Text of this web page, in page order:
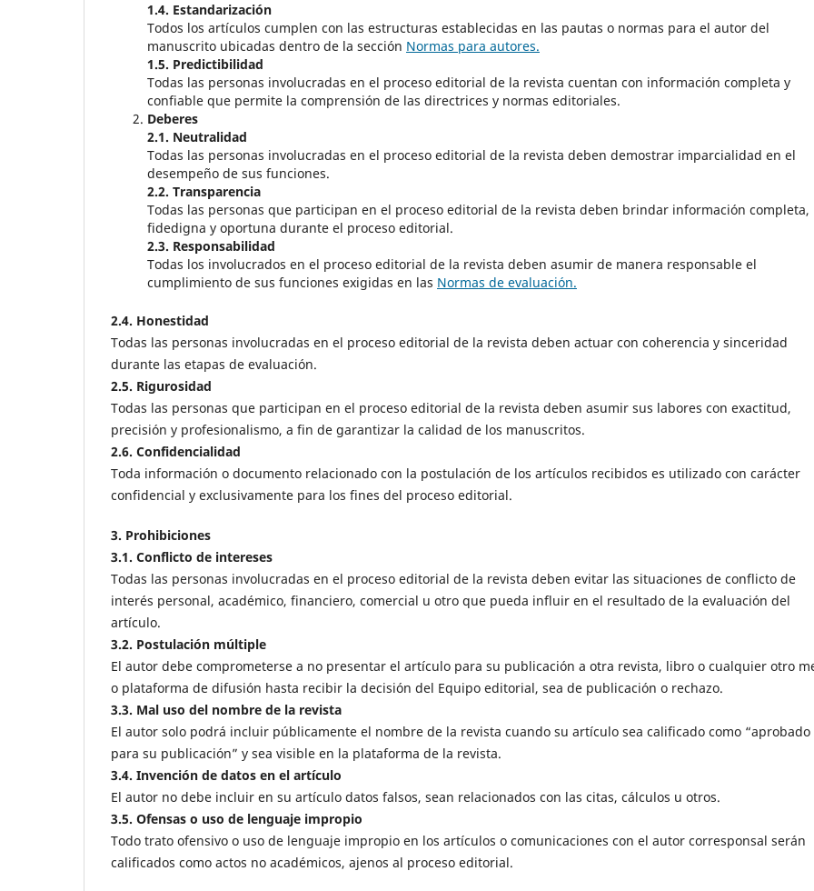
1.4. Estandarización
Todos los artículos cumplen con las estructuras establecidas en las pautas o normas para el autor del
manuscrito ubicadas dentro de la sección Normas para autores.
1.5. Predictibilidad
Todas las personas involucradas en el proceso editorial de la revista cuentan con información completa y
confiable que permite la comprensión de las directrices y normas editoriales.
Deberes
2.1. Neutralidad
Todas las personas involucradas en el proceso editorial de la revista deben demostrar imparcialidad en el
desempeño de sus funciones.
2.2. Transparencia
Todas las personas que participan en el proceso editorial de la revista deben brindar información completa,
fidedigna y oportuna durante el proceso editorial.
2.3. Responsabilidad
Todas los involucrados en el proceso editorial de la revista deben asumir de manera responsable el
cumplimiento de sus funciones exigidas en las Normas de evaluación.
2.4. Honestidad
Todas las personas involucradas en el proceso editorial de la revista deben actuar con coherencia y sinceridad
durante las etapas de evaluación.
2.5. Rigurosidad
Todas las personas que participan en el proceso editorial de la revista deben asumir sus labores con exactitud,
precisión y profesionalismo, a fin de garantizar la calidad de los manuscritos.
2.6. Confidencialidad
Toda información o documento relacionado con la postulación de los artículos recibidos es utilizado con carácter
confidencial y exclusivamente para los fines del proceso editorial.
3. Prohibiciones
3.1. Conflicto de intereses
Todas las personas involucradas en el proceso editorial de la revista deben evitar las situaciones de conflicto de
interés personal, académico, financiero, comercial u otro que pueda influir en el resultado de la evaluación del
artículo.
3.2. Postulación múltiple
El autor debe comprometerse a no presentar el artículo para su publicación a otra revista, libro o cualquier otro
o plataforma de difusión hasta recibir la decisión del Equipo editorial, sea de publicación o rechazo.
3.3. Mal uso del nombre de la revista
El autor solo podrá incluir públicamente el nombre de la revista cuando su artículo sea calificado como “aprobado
para su publicación” y sea visible en la plataforma de la revista.
3.4. Invención de datos en el artículo
El autor no debe incluir en su artículo datos falsos, sean relacionados con las citas, cálculos u otros.
3.5. Ofensas o uso de lenguaje impropio
Todo trato ofensivo o uso de lenguaje impropio en los artículos o comunicaciones con el autor corresponsal serán
calificados como actos no académicos, ajenos al proceso editorial.